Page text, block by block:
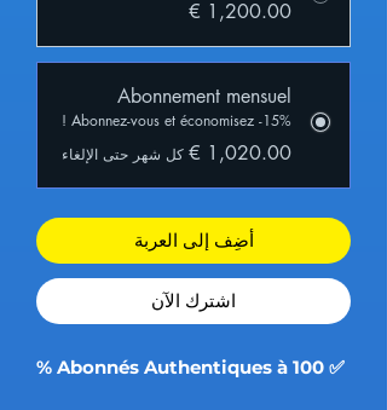
Abonnement mensuel
Abonnez-vous et économisez -15% !
كل شهر حتى الإلغاء
أضِف إلى العربة
اشترِك الآن
✅ Abonnés Authentiques à 100 %